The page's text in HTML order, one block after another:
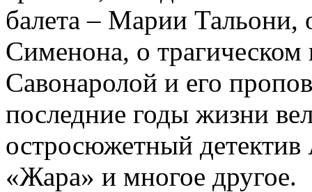
балета – Марии
Сименона, о трагическом
Савонаролой и его
последние годы жизни
остросюжетный детектив
«Жара» и многое другое.